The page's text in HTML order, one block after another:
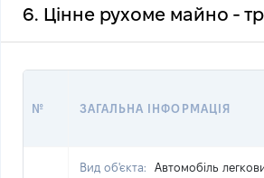
6. Цінне рухоме майно -
№ ЗАГАЛЬНА ІНФОРМАЦІЯ
Вид об'єкта:
Автомобіль